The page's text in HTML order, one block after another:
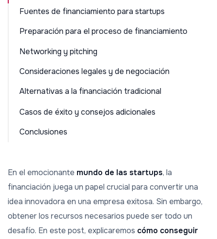
Fuentes de financiamiento para startups
Preparación para el proceso de financiamiento
Networking y pitching
Consideraciones legales y de negociación
Alternativas a la financiación tradicional
Casos de éxito y consejos adicionales
Conclusiones
En el emocionante mundo de las startups, la
financiación juega un papel crucial para convertir una
idea innovadora en una empresa exitosa. Sin embargo,
obtener los recursos necesarios puede ser todo un
desafío. En este post, explicaremos cómo conseguir